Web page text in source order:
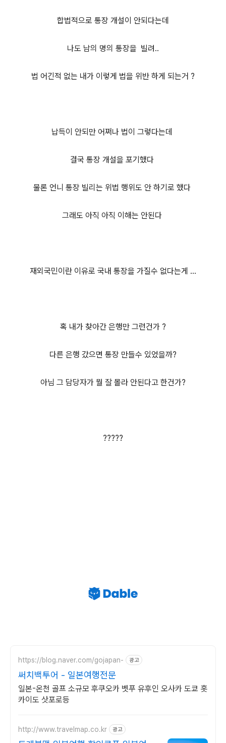
합법적으로 통장 개설이 안되다는데
나도 남의 명의 통장을 빌려..
법 어긴적 없는 내가 이렇게 법을 위반 하게 되는거 ?
납득이 안되만 어쩌나 법이 그렇다는데
결국 통장 개설을 포기했다
물론 언니 통장 빌리는 위법 행위도 안 하기로 했다
그래도 아직 아직 이해는 안된다
재외국민이란 이유로 국내 통장을 가질수 없다는게 ...
혹 내가 찾아간 은행만 그런건가 ?
다른 은행 갔으면 통장 만들수 있었을까?
아님 그 담당자가 뭘 잘 몰라 안된다고 한건가?
?????
https://blog.naver.com/gojapan- 광고
써치백투어 - 일본여행전문
일본-온천 골프 소규모 후쿠오카 벳푸 유후인 오사카 도쿄 홋
카이도 삿포로등
http://www.travelmap.co.kr 광고